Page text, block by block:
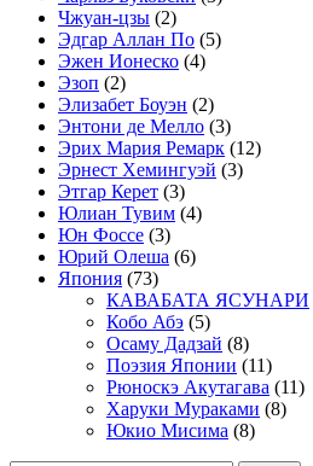
Чжуан-цзы (2)
Эдгар Аллан По (5)
Эжен Ионеско (4)
Эзоп (2)
Элизабет Боуэн (2)
Энтони де Мелло (3)
Эрих Мария Ремарк (12)
Эрнест Хемингуэй (3)
Этгар Керет (3)
Юлиан Тувим (4)
Юн Фоссе (3)
Юрий Олеша (6)
Япония (73)
КАВАБАТА ЯСУНАРИ
Кобо Абэ (5)
Осаму Дадзай (8)
Поэзия Японии (11)
Рюноскэ Акутагава (11)
Харуки Мураками (8)
Юкио Мисима (8)